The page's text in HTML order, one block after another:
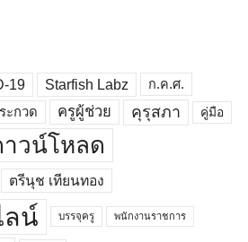
19 Starfish Labz ก.ค.ศ.
ะกวด ครูผู้ช่วย คุรุสภา คู่มือ
วน์โหลด
ตรีนุช เทียนทอง
ลน์ บรรจุครู พนักงานราชการ